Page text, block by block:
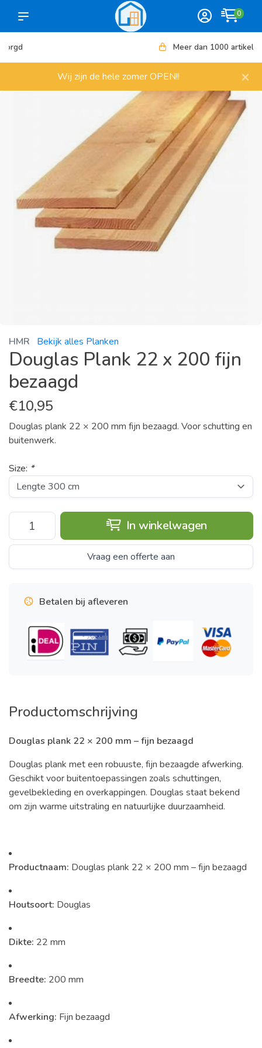
0
Meer dan 1000 artikelen
Wij zijn de hele zomer OPEN!! ×
HMR Bekijk alles Planken
Douglas Plank 22 x 200 fijn
bezaagd
€10,95
Douglas plank 22 × 200 mm fijn bezaagd. Voor schutting en
buitenwerk.
Size: *
In winkelwagen
Vraag een offerte aan
Betalen bij afleveren
Productomschrijving
Douglas plank 22 × 200 mm – fijn bezaagd
Douglas plank met een robuuste, fijn bezaagde afwerking.
Geschikt voor buitentoepassingen zoals schuttingen,
gevelbekleding en overkappingen. Douglas staat bekend
om zijn warme uitstraling en natuurlijke duurzaamheid.
Productnaam: Douglas plank 22 × 200 mm – fijn bezaagd
Houtsoort: Douglas
Dikte: 22 mm
Breedte: 200 mm
Afwerking: Fijn bezaagd